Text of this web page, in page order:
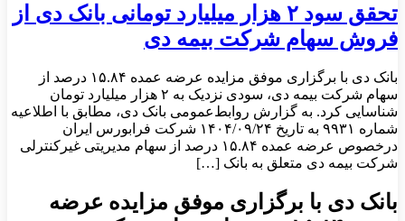
تحقق سود ۲ هزار میلیارد تومانی بانک دی از
فروش سهام شرکت بیمه دی
بانک دی با برگزاری موفق مزایده عرضه عمده ۱۵.۸۴ درصد از
سهام شرکت بیمه دی، سودی نزدیک به ۲ هزار میلیارد تومان
شناسایی کرد. به گزارش روابط‌عمومی بانک دی، مطابق با اطلاعیه
شماره ۹۹۳۱ به تاریخ ۱۴۰۴/۰۹/۲۴ شرکت فرابورس ایران
درخصوص عرضه عمده ۱۵.۸۴ درصد از سهام مدیریتی غیرکنترلی
شرکت بیمه دی متعلق به بانک […]
بانک دی با برگزاری موفق مزایده عرضه